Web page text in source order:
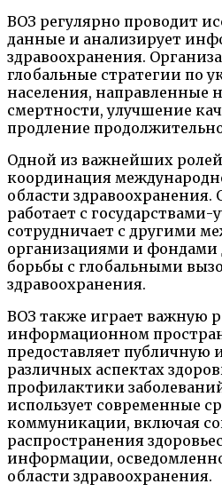
ВОЗ регулярно проводит
данные и анализирует
здравоохранения.
глобальные стратегии по
населения, направленные
смертности, улучшение
продление
Одной из важнейших
координация
области здравоохранения.
работает с государствами-
сотрудничает с другими
организациями и
борьбы с глобальными
здравоохранения.
ВОЗ также играет важную
информационном
предоставляет
различных аспектах
профилактики
использует современные
коммуникации, включая
распространения
информации,
области здравоохранения.